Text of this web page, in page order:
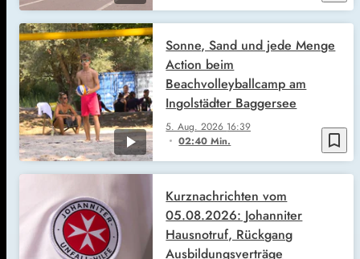
bookmark_border
5. Aug. 2026 16:39
02:40 Min.
Sonne, Sand und jede Menge
Action beim
Beachvolleyballcamp am
Ingolstädter Baggersee
Kurznachrichten vom
05.08.2026: Johanniter
Hausnotruf, Rückgang
Ausbildungsverträge